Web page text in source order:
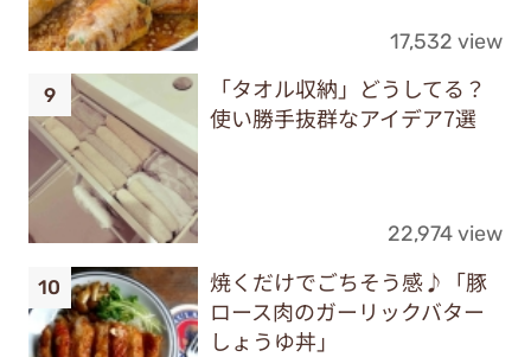
17,532 view
「タオル収納」どうしてる？
使い勝手抜群なアイデア7選
22,974 view
焼くだけでごちそう感♪「豚
ロース肉のガーリックバター
しょうゆ丼」